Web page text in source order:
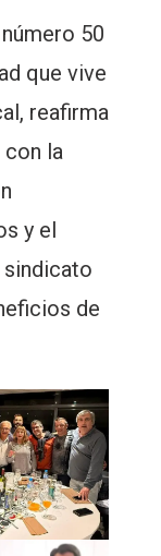
50
que vive
reafirma
con la
y el
de